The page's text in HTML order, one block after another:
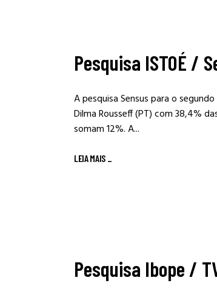
Pesquisa ISTOÉ /
A pesquisa Sensus para o
Dilma Rousseff (PT) com 38,4%
somam 12%. A...
LEIA MAIS _
Pesquisa Ibope /